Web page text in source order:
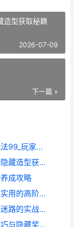
造型获取秘籍
2026-07-09
下一篇 »
逆水寒病态设定全解析：这些隐藏玩法99_玩家都不知道
逆水寒国色大全全解析：新手必看的隐藏造型获取秘籍
成攻略
逆水寒白色西装获取全攻略：低调又实用的高阶装备
逆水寒水云自在全攻略：速通秘境不迷路的实战技巧
逆水寒空间裂缝：新手必看的通关技巧与隐藏奖励全解析